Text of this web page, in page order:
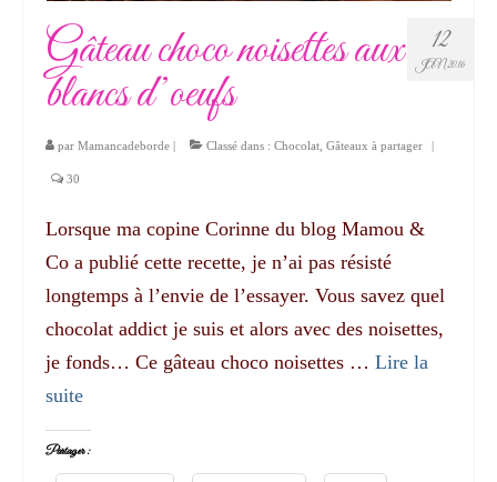
12
JAN 2016
Gâteau choco noisettes aux
blancs d’oeufs
par Mamancadeborde | Classé dans : Chocolat Gâteaux à partager |
30
Lorsque ma copine Corinne du blog Mamou &
Co a publié cette recette, je n’ai pas résisté
longtemps à l’envie de l’essayer. Vous savez quel
chocolat addict je suis et alors avec des noisettes,
je fonds… Ce gâteau choco noisettes … Lire la
suite­­
Partager :